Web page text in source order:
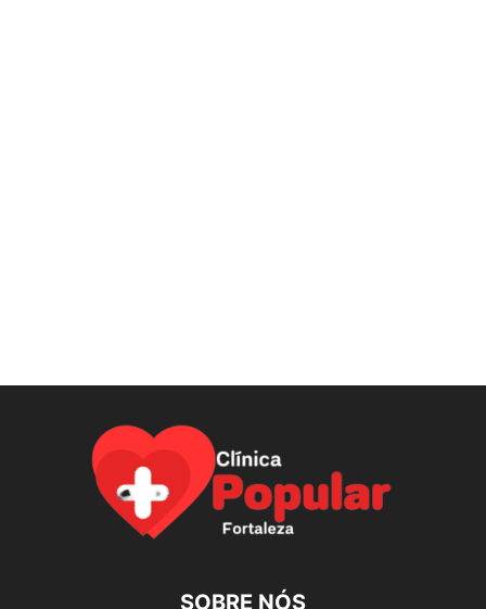
SOBRE NÓS